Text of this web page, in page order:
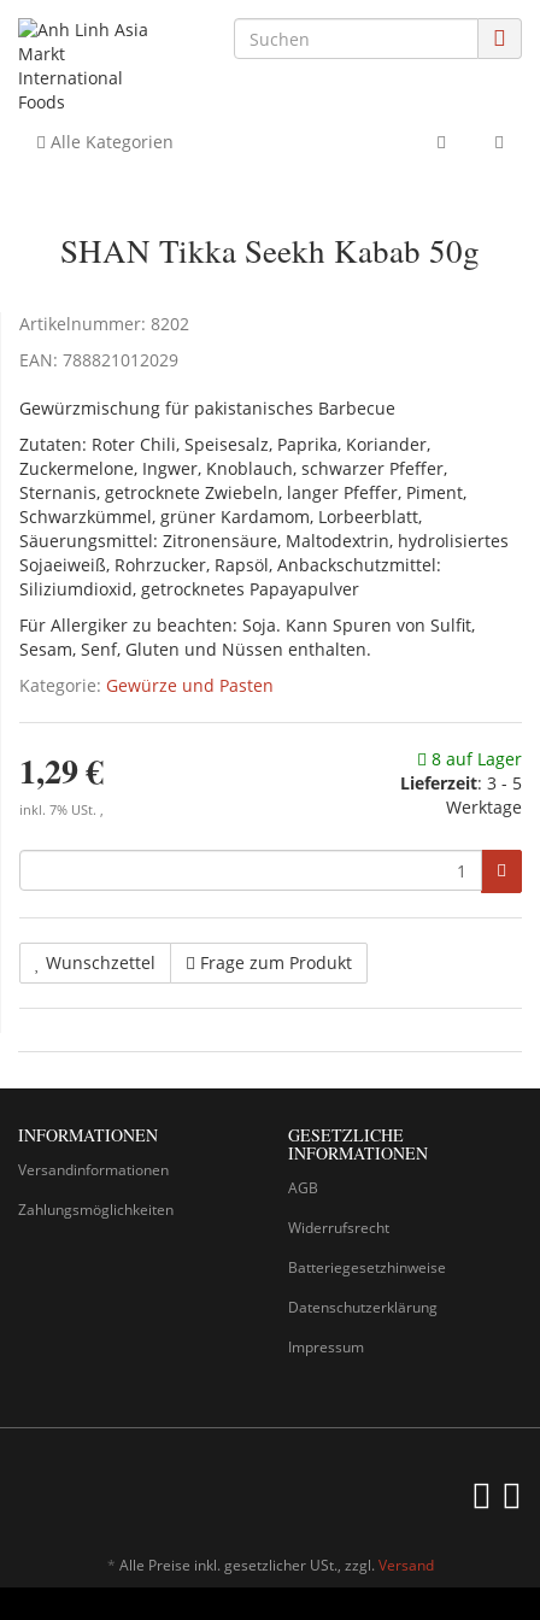
Alle Kategorien
SHAN Tikka Seekh Kabab 50g
Artikelnummer: 8202
EAN: 788821012029
Gewürzmischung für pakistanisches Barbecue
Zutaten: Roter Chili, Speisesalz, Paprika, Koriander,
Zuckermelone, Ingwer, Knoblauch, schwarzer Pfeffer,
Sternanis, getrocknete Zwiebeln, langer Pfeffer, Piment,
Schwarzkümmel, grüner Kardamom, Lorbeerblatt,
Säuerungsmittel: Zitronensäure, Maltodextrin, hydrolisiertes
Sojaeiweiß, Rohrzucker, Rapsöl, Anbackschutzmittel:
Siliziumdioxid, getrocknetes Papayapulver
Für Allergiker zu beachten: Soja. Kann Spuren von Sulfit,
Sesam, Senf, Gluten und Nüssen enthalten.
Kategorie: Gewürze und Pasten
1,29 €
inkl. 7% USt. ,
8 auf Lager
Lieferzeit: 3 - 5
Werktage
Wunschzettel Frage zum Produkt
INFORMATIONEN
Versandinformationen
Zahlungsmöglichkeiten
GESETZLICHE
INFORMATIONEN
AGB
Widerrufsrecht
Batteriegesetzhinweise
Datenschutzerklärung
Impressum
* Alle Preise inkl. gesetzlicher USt., zzgl. Versand